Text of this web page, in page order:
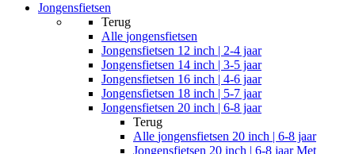
Jongensfietsen
Terug
Alle jongensfietsen
Jongensfietsen 12 inch | 2-4 jaar
Jongensfietsen 14 inch | 3-5 jaar
Jongensfietsen 16 inch | 4-6 jaar
Jongensfietsen 18 inch | 5-7 jaar
Jongensfietsen 20 inch | 6-8 jaar
Terug
Alle jongensfietsen 20 inch | 6-8 jaar
Jongensfietsen 20 inch | 6-8 jaar Met